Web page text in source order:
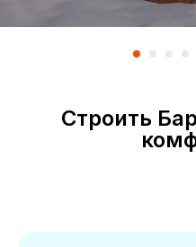
Строить